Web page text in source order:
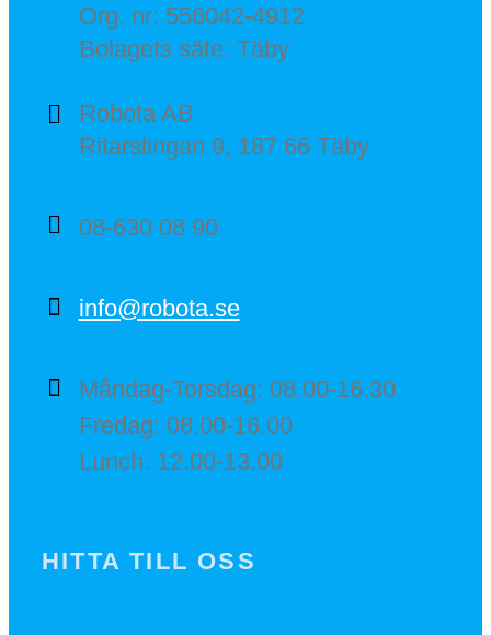
Org. nr: 556042-4912
Bolagets säte: Täby
Robota AB
Ritarslingan 9, 187 66 Täby
08-630 08 90
info@robota.se
Måndag-Torsdag: 08.00-16.30
Fredag: 08.00-16.00
Lunch: 12.00-13.00
HITTA TILL OSS